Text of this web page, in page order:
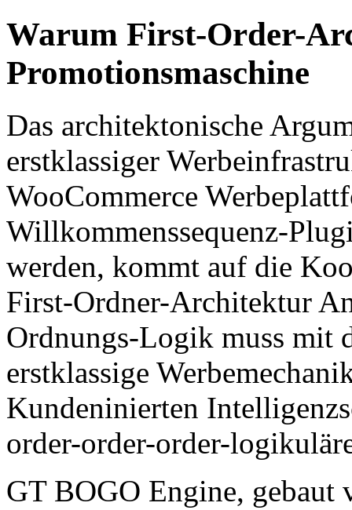
Warum First-Order-
Promotionsmaschine
Das architektonische
erstklassiger
WooCommerce
Willkommenssequenz-
werden, kommt auf die
First-Ordner-Architektur
Ordnungs-Logik muss mit
erstklassige
Kundeninierten
order-order-order-
GT BOGO Engine,